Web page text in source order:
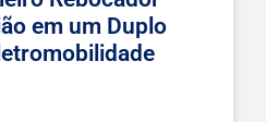
em um Duplo